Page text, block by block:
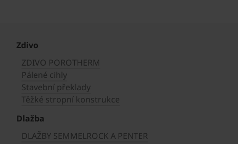
Zdivo
ZDIVO POROTHERM
Pálené cihly
Stavební překlady
Těžké stropní konstrukce
Dlažba
DLAŽBY SEMMELROCK A PENTER